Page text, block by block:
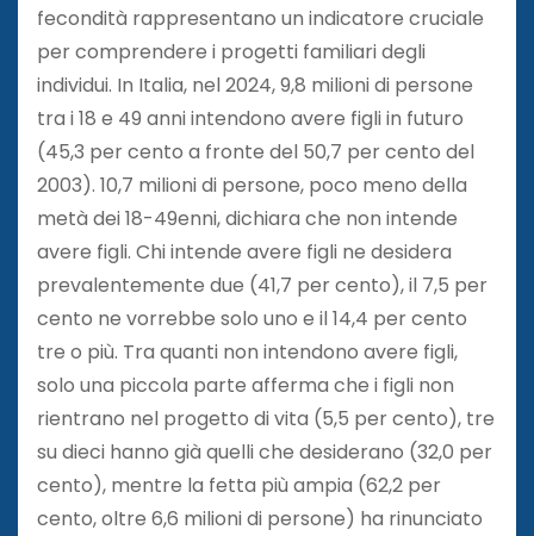
fecondità rappresentano un indicatore cruciale
per comprendere i progetti familiari degli
individui. In Italia, nel 2024, 9,8 milioni di persone
tra i 18 e 49 anni intendono avere figli in futuro
(45,3 per cento a fronte del 50,7 per cento del
2003). 10,7 milioni di persone, poco meno della
metà dei 18-49enni, dichiara che non intende
avere figli. Chi intende avere figli ne desidera
prevalentemente due (41,7 per cento), il 7,5 per
cento ne vorrebbe solo uno e il 14,4 per cento
tre o più. Tra quanti non intendono avere figli,
solo una piccola parte afferma che i figli non
rientrano nel progetto di vita (5,5 per cento), tre
su dieci hanno già quelli che desiderano (32,0 per
cento), mentre la fetta più ampia (62,2 per
cento, oltre 6,6 milioni di persone) ha rinunciato